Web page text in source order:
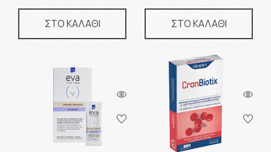
ΣΤΟ ΚΑΛΑΘΙ ΣΤΟ ΚΑΛΑΘΙ